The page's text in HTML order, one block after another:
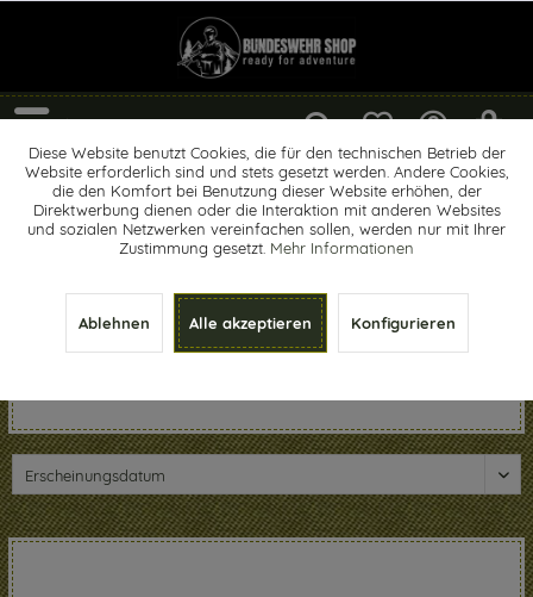
Menü
Spaten
Der richtige Spaten für Ihren Einsatz! Ein Spaten ist ein
Gartenwerkzeug um Grabarbeiten zu erledigen. Der
Spaten besteht aus einem flachen Spatenblatt und mit
Diese Website benutzt Cookies, die für den technischen Betrieb der
Website erforderlich sind und stets gesetzt werden. Andere Cookies,
die den Komfort bei Benutzung dieser Website erhöhen, der
Direktwerbung dienen oder die Interaktion mit anderen Websites
und sozialen Netzwerken vereinfachen sollen, werden nur mit Ihrer
Zustimmung gesetzt. Mehr Informationen
Ablehnen Alle akzeptieren Konfigurieren